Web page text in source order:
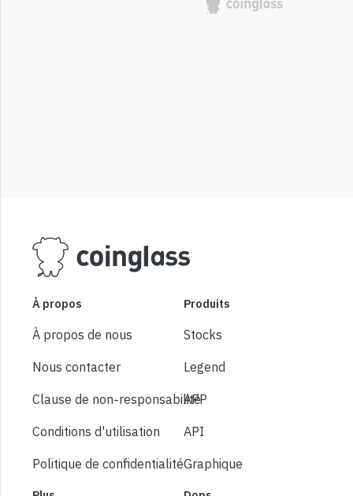
À propos
À propos de nous
Nous contacter
Clause de non-responsabilité
Conditions d'utilisation
Politique de confidentialité
Produits
Stocks
Legend
APP
API
Graphique